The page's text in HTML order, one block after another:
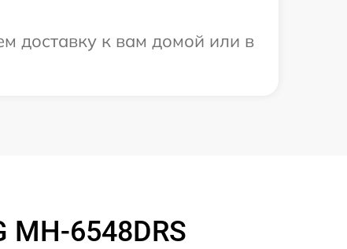
доставку к вам домой или в
6548DRS